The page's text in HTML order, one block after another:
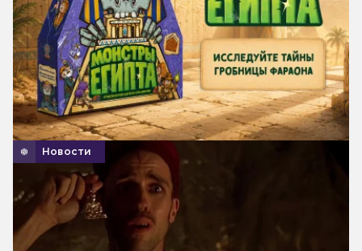
Новости